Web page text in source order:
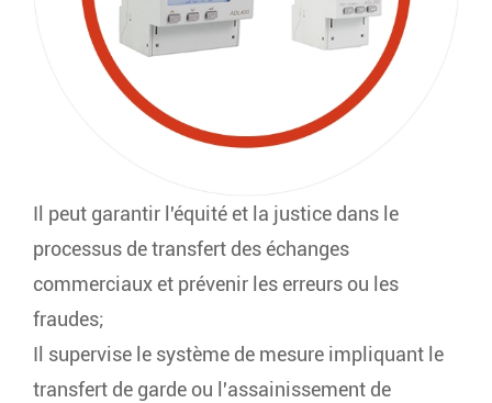
Il peut garantir l'équité et la justice dans le
processus de transfert des échanges
commerciaux et prévenir les erreurs ou les
fraudes;
Il supervise le système de mesure impliquant le
transfert de garde ou l'assainissement de